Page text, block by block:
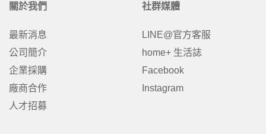
關於我們
最新消息
公司簡介
企業採購
廠商合作
人才招募
社群媒體
LINE@官方客服
home+ 生活誌
Facebook
Instagram